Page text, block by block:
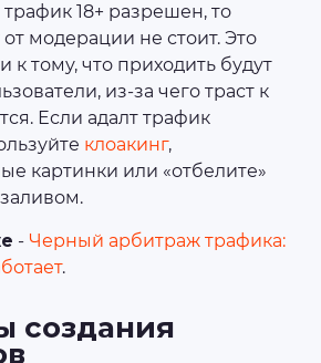
18+ разрешен, то
от модерации не стоит. Это
к тому, что приходить будут
из-за чего траст к
Если адалт трафик
клоакинг,
картинки или «отбелите»
- Черный арбитраж трафика:
.
создания